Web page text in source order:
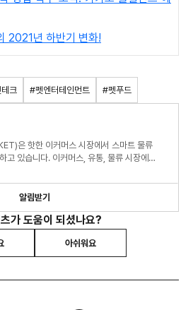
2021년 하반기 변화!
크 #펫엔터테인먼트 #펫푸드
은 핫한 이커머스 시장에서 스마트 물류
고 있습니다. 이커머스, 유통, 물류 시장에
알림받기
가 도움이 되셨나요?
아쉬워요